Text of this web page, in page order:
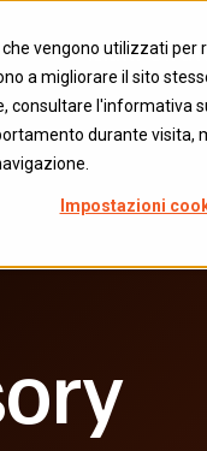
vengono utilizzati
a migliorare il sito
consultare l'informativa
durante visita,
Impostazioni
Multi-